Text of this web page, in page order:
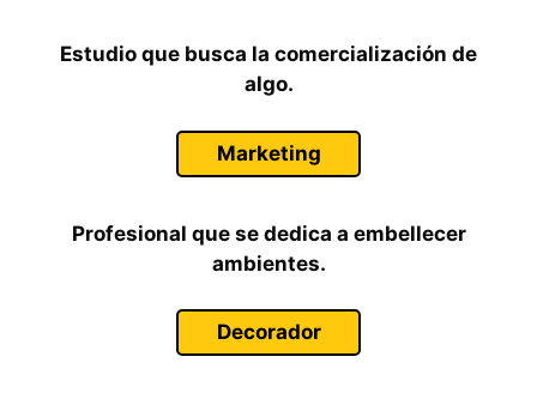
Estudio que busca la comercialización de
algo.
Marketing
Profesional que se dedica a embellecer
ambientes.
Decorador